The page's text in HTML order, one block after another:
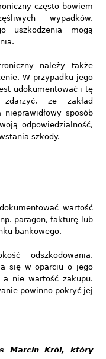
często bowiem
wypadków.
uszkodzenia mogą
należy także
W przypadku jego
udokumentować i tę
że zakład
sposób
odpowiedzialność,
szkody.
wartość
paragon, fakturę lub
bankowego.
odszkodowania,
się w oparciu o jego
nie wartość zakupu.
powinno pokryć jej
Marcin Król, który